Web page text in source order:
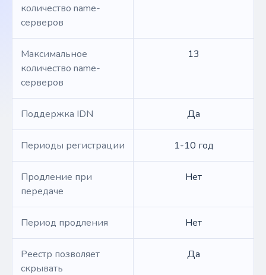
количество name-
серверов
Максимальное
количество name-
серверов
13
Поддержка IDN Да
Периоды регистрации 1-10 год
Продление при
передаче
Нет
Период продления Нет
Реестр позволяет
скрывать
Да